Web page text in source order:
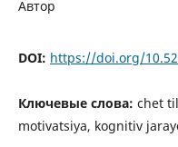
Автор
DOI: https://doi.org/
Ключевые слова: chet
motivatsiya, kognitiv